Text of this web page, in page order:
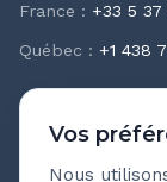
France : +33 5
Québec : +1 438
Vos
Nous